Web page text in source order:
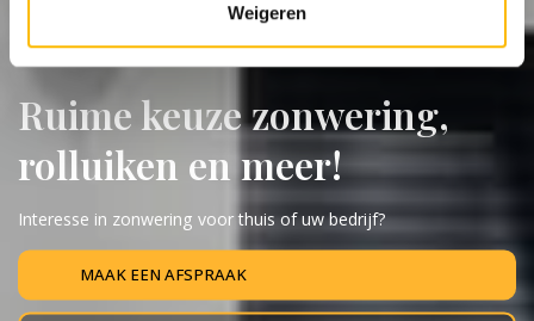
Weigeren
Ruime keuze zonwering,
rolluiken en meer!
Interesse in zonwering voor thuis of uw bedrijf?
MAAK EEN AFSPRAAK